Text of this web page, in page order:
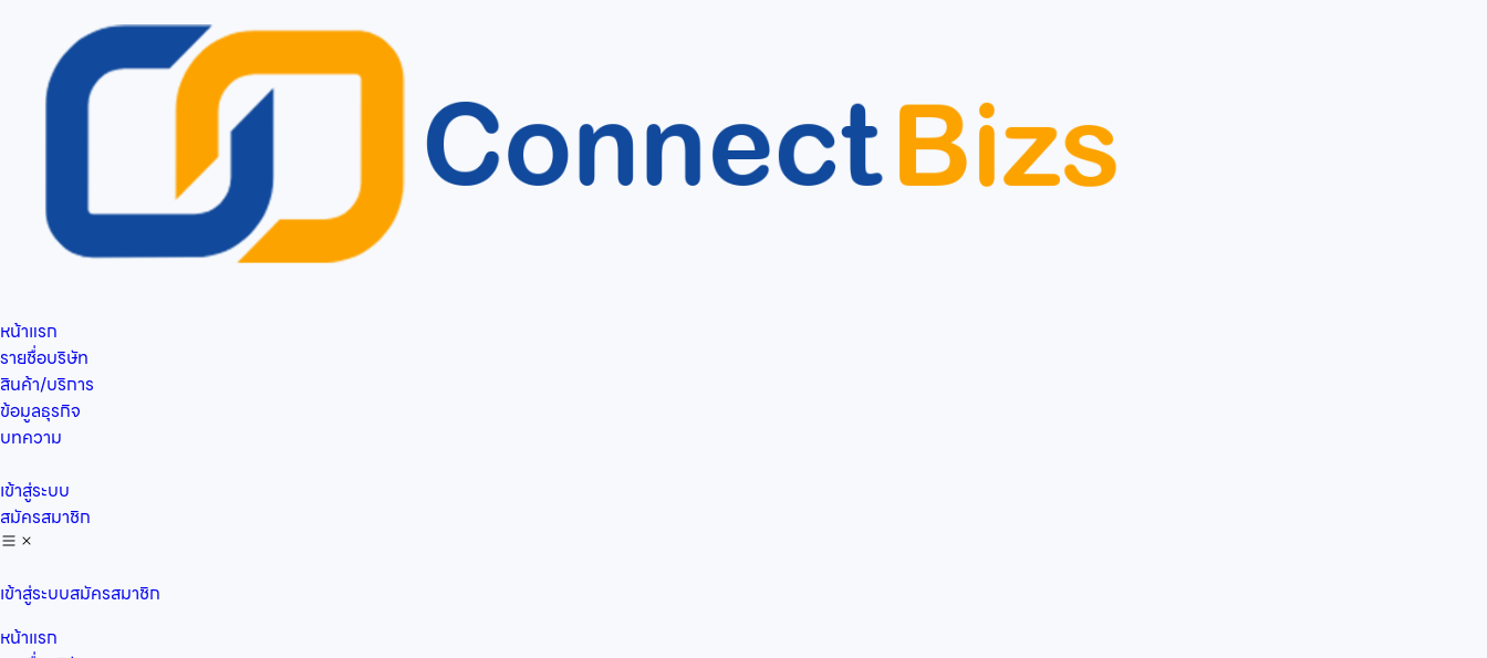
หน้าแรก
รายชื่อบริษัท
สินค้า/บริการ
ข้อมูลธุรกิจ
บทความ
เข้าสู่ระบบ
สมัครสมาชิก
เข้าสู่ระบบสมัครสมาชิก
หน้าแรก